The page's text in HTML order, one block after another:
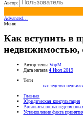
Автор:
Advanced…
Меню
Как вступить в
недвижимостью,
Автор темы VopM
Дата начала 4 Июл 2019
Теги
наследство
Главная
Юридическая консультация
Адвокаты по
Установление факта